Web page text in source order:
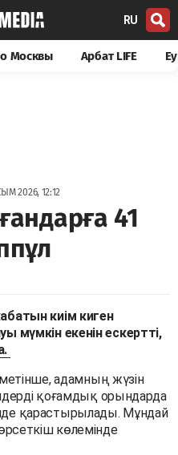
RU
Москвы Арбат LIFE
2026, 12:12
41
киім киген
мүмкін екенін ескертті,
адамның жүзін
қоғамдық орындарда
қарастырылады. Мұндай
көлемінде